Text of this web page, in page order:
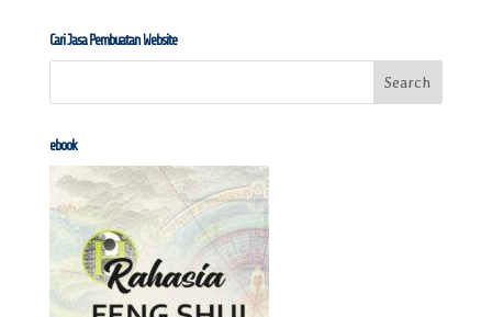
Cari Jasa Pembuatan Website
ebook